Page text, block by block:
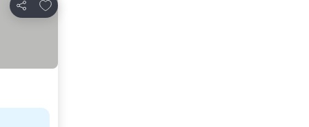
공유
즐겨찾기에 추가